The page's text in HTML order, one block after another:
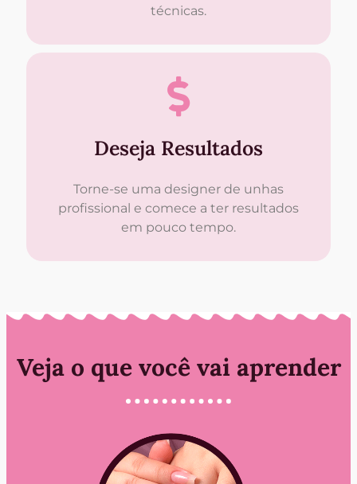
técnicas.
Deseja Resultados
Torne-se uma designer de unhas
profissional e comece a ter resultados
em pouco tempo.
Veja o que você vai aprender